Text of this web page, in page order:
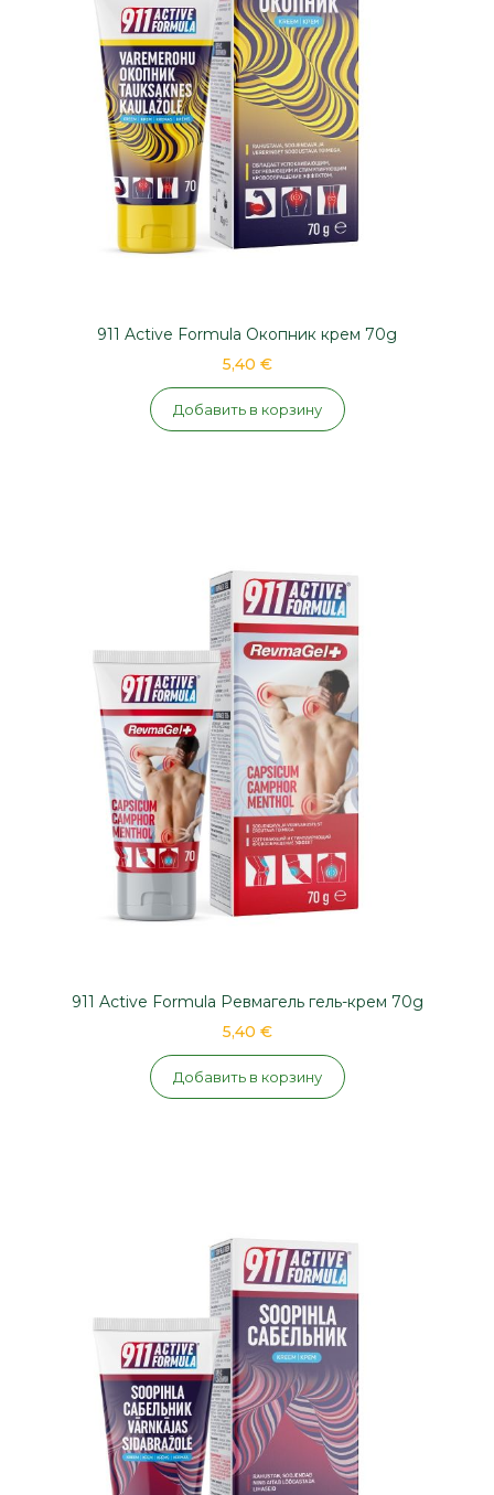
911 Active Formula Окопник крем 70g
5,40 €
Добавить в корзину
911 Active Formula Ревмагель гель-крем 70g
5,40 €
Добавить в корзину